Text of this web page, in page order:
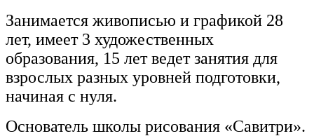
Занимается живописью и графикой 28
лет, имеет 3 художественных
образования, 15 лет ведет занятия для
взрослых разных уровней подготовки,
начиная с нуля.
Основатель школы рисования «Савитри».